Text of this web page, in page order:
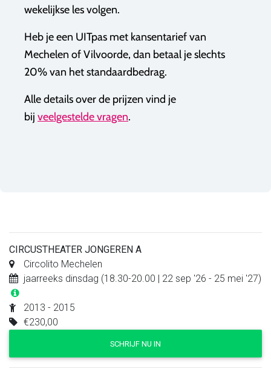
wekelijkse les volgen.
Heb je een UITpas met kansentarief van
Mechelen of Vilvoorde, dan betaal je slechts
20% van het standaardbedrag.
Alle details over de prijzen vind je
bij veelgestelde vragen.